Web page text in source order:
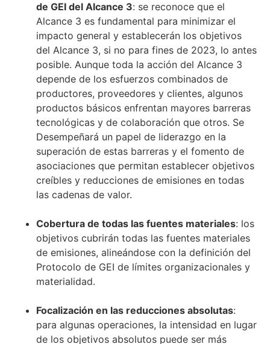
de GEI del Alcance 3: se reconoce que el
Alcance 3 es fundamental para minimizar el
impacto general y establecerán los objetivos
del Alcance 3, si no para fines de 2023, lo antes
posible. Aunque toda la acción del Alcance 3
depende de los esfuerzos combinados de
productores, proveedores y clientes, algunos
productos básicos enfrentan mayores barreras
tecnológicas y de colaboración que otros. Se
Desempeñará un papel de liderazgo en la
superación de estas barreras y el fomento de
asociaciones que permitan establecer objetivos
creíbles y reducciones de emisiones en todas
las cadenas de valor.
Cobertura de todas las fuentes materiales: los
objetivos cubrirán todas las fuentes materiales
de emisiones, alineándose con la definición del
Protocolo de GEI de límites organizacionales y
materialidad.
Focalización en las reducciones absolutas:
para algunas operaciones, la intensidad en lugar
de los objetivos absolutos puede ser más